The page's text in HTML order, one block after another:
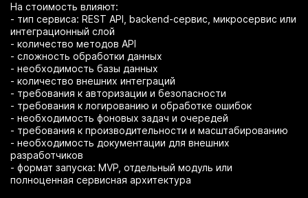
На стоимость влияют:
- тип сервиса: REST API, backend-сервис, микросервис или
интеграционный слой
- количество методов API
- сложность обработки данных
- необходимость базы данных
- количество внешних интеграций
- требования к авторизации и безопасности
- требования к логированию и обработке ошибок
- необходимость фоновых задач и очередей
- требования к производительности и масштабированию
- необходимость документации для внешних
разработчиков
- формат запуска: MVP, отдельный модуль или
полноценная сервисная архитектура